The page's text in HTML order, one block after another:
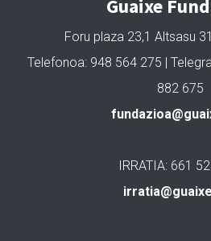
Guaixe
Foru plaza 23,1 Altsasu
Telefonoa: 948 564 275 |
882 675
IRRATIA: 661